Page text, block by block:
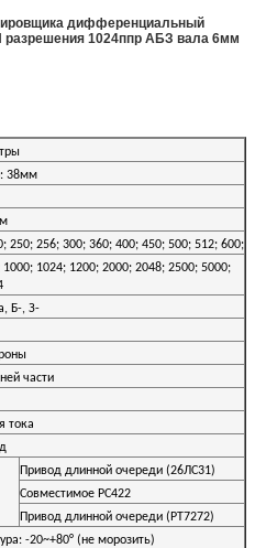
дифференциальный
разрешения 1024ппр АБЗ вала 6мм
38мм
250; 256; 300; 360; 400; 450; 500; 512; 600;
1024; 1200; 2000; 2048; 2500; 5000;
Б-, З-
части
тока
Привод длинной очереди (26ЛС31)
Совместимое РС422
Привод длинной очереди (РТ7272)
-20~+80° (не морозить)